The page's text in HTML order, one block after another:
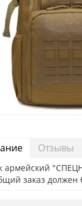
Отзывы
армейский
заказ должен